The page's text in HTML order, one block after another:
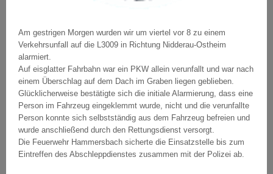
Am gestrigen Morgen wurden wir um viertel vor 8 zu einem
Verkehrsunfall auf die L3009 in Richtung Nidderau-Ostheim
alarmiert.
Auf eisglatter Fahrbahn war ein PKW allein verunfallt und war nach
einem Überschlag auf dem Dach im Graben liegen geblieben.
Glücklicherweise bestätigte sich die initiale Alarmierung, dass eine
Person im Fahrzeug eingeklemmt wurde, nicht und die verunfallte
Person konnte sich selbstständig aus dem Fahrzeug befreien und
wurde anschließend durch den Rettungsdienst versorgt.
Die Feuerwehr Hammersbach sicherte die Einsatzstelle bis zum
Eintreffen des Abschleppdienstes zusammen mit der Polizei ab.